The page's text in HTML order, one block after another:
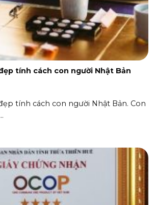
tính cách con người Nhật Bản
tính cách con người Nhật Bản. Con